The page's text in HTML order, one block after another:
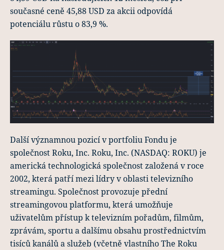
současné ceně 45,88 USD za akcii odpovídá
potenciálu růstu o 83,9 %.
Další významnou pozicí v portfoliu Fondu je
společnost Roku, Inc. Roku, Inc. (NASDAQ: ROKU) je
americká technologická společnost založená v roce
2002, která patří mezi lídry v oblasti televizního
streamingu. Společnost provozuje přední
streamingovou platformu, která umožňuje
uživatelům přístup k televizním pořadům, filmům,
zprávám, sportu a dalšímu obsahu prostřednictvím
tisíců kanálů a služeb (včetně vlastního The Roku